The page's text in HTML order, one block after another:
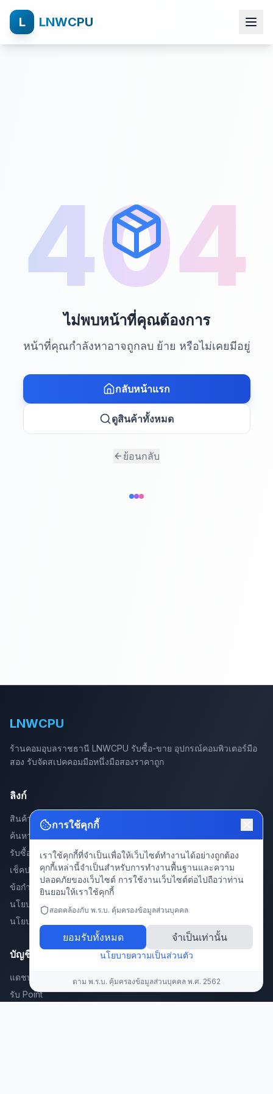
L LNWCPU
404
ไม่พบหน้าที่คุณต้องการ
หน้าที่คุณกำลังหาอาจถูกลบ ย้าย หรือไม่เคยมีอยู่
กลับหน้าแรก
ดูสินค้าทั้งหมด
ย้อนกลับ
LNWCPU
ร้านคอมอุบลราชธานี LNWCPU รับซื้อ-ขาย อุปกรณ์คอมพิวเตอร์มือ
สอง รับจัดสเปคคอมมือหนึ่งมือสองราคาถูก
ลิงก์
สินค้าทั้งหมด
ค้นหา
รับซื้อสินค้า
เช็คประกันสินค้า
ข้อกำหนดการใช้งาน
นโยบายความเป็นส่วนตัว
นโยบายคืนสินค้า
บัญชีของฉัน
แดชบอร์ด
รับ Point
การใช้คุกกี้
เราใช้คุกกี้ที่จำเป็นเพื่อให้เว็บไซต์ทำงานได้อย่างถูกต้อง
คุกกี้เหล่านี้จำเป็นสำหรับการทำงานพื้นฐานและความ
ปลอดภัยของเว็บไซต์ การใช้งานเว็บไซต์ต่อไปถือว่าท่าน
ยินยอมให้เราใช้คุกกี้
สอดคล้องกับ พ.ร.บ. คุ้มครองข้อมูลส่วนบุคคล
ยอมรับทั้งหมด จำเป็นเท่านั้น
นโยบายความเป็นส่วนตัว
ตาม พ.ร.บ. คุ้มครองข้อมูลส่วนบุคคล พ.ศ. 2562